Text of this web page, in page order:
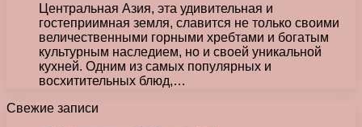
Центральная Азия, эта удивительная и
гостеприимная земля, славится не только своими
величественными горными хребтами и богатым
культурным наследием, но и своей уникальной
кухней. Одним из самых популярных и
восхитительных блюд,…
Свежие записи